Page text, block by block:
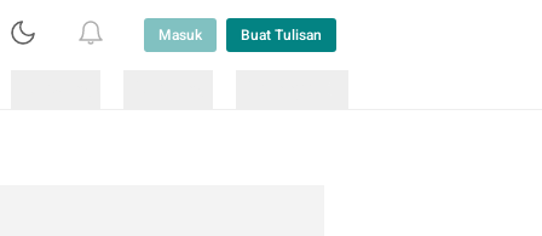
Masuk Buat Tulisan